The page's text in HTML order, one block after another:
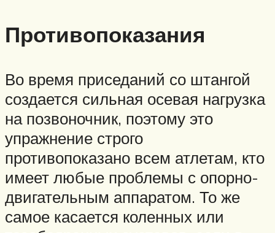
Противопоказания
Во время приседаний со штангой
создается сильная осевая нагрузка
на позвоночник, поэтому это
упражнение строго
противопоказано всем атлетам, кто
имеет любые проблемы с опорно-
двигательным аппаратом. То же
самое касается коленных или